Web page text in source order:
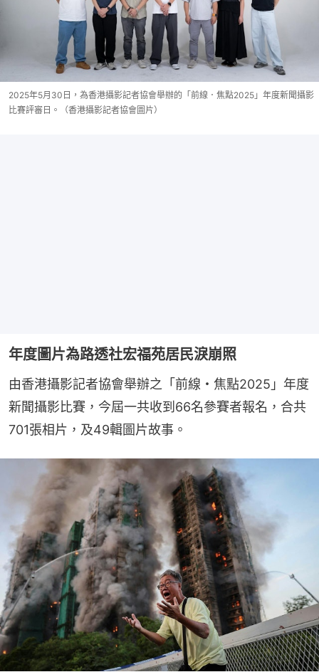
2025年5月30日，為香港攝影記者協會舉辦的「前線．焦點2025」年度新聞攝影
比賽評審日。（香港攝影記者協會圖片）
年度圖片為路透社宏福苑居民淚崩照
由香港攝影記者協會舉辦之「前線・焦點2025」年度
新聞攝影比賽，今屆一共收到66名參賽者報名，合共
701張相片，及49輯圖片故事。